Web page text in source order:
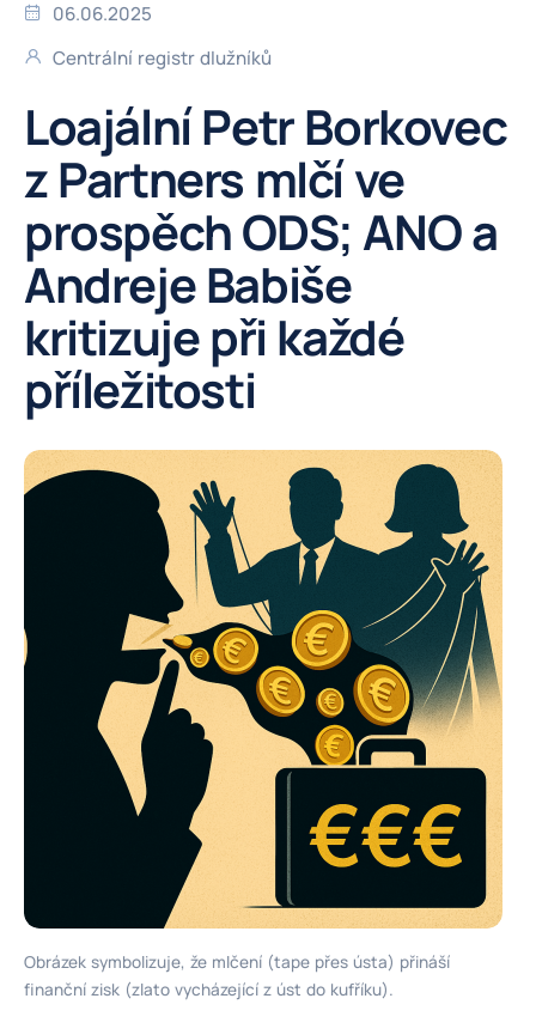
06.06.2025
Centrální registr dlužníků
Loajální Petr Borkovec
z Partners mlčí ve
prospěch ODS; ANO a
Andreje Babiše
kritizuje při každé
příležitosti
Obrázek symbolizuje, že mlčení (tape přes ústa) přináší
finanční zisk (zlato vycházející z úst do kufříku).